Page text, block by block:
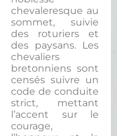
chevaleresque au
sommet, suivie
des roturiers et
des paysans. Les
chevaliers
bretonniens sont
censés suivre un
code de conduite
strict, mettant
l’accent sur le
courage,